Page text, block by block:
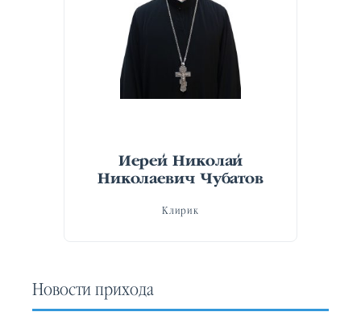
Иерей Николай
Николаевич Чубатов
Клирик
Новости прихода